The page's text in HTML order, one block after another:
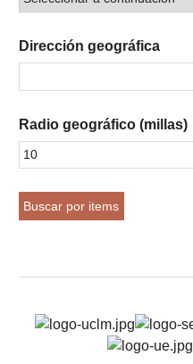
Dirección geográfica
Radio geográfico (millas)